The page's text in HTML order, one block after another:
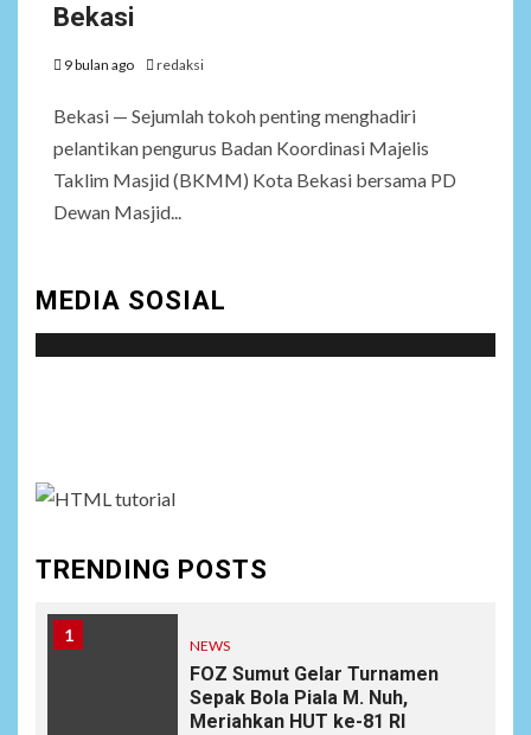
Bekasi
9 bulan ago redaksi
Bekasi — Sejumlah tokoh penting menghadiri
pelantikan pengurus Badan Koordinasi Majelis
Taklim Masjid (BKMM) Kota Bekasi bersama PD
Dewan Masjid...
MEDIA SOSIAL
TRENDING POSTS
1
NEWS
FOZ Sumut Gelar Turnamen
Sepak Bola Piala M. Nuh,
Meriahkan HUT ke-81 RI